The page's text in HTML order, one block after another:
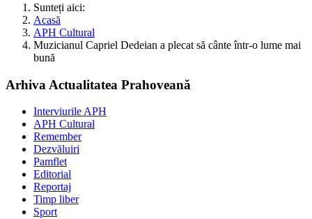
Sunteți aici:
Acasă
APH Cultural
Muzicianul Capriel Dedeian a plecat să cânte într-o lume mai
bună
Arhiva Actualitatea Prahoveană
Interviurile APH
APH Cultural
Remember
Dezvăluiri
Pamflet
Editorial
Reportaj
Timp liber
Sport